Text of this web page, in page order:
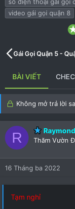
t
đ
video gái gọi quận 8
Gái Gọi Quận 5 -
BÀI VIẾT
Không mở trả lời
R Raymond
Thăm Vườn
16 Tháng ba 2022
Tạm nghỉ